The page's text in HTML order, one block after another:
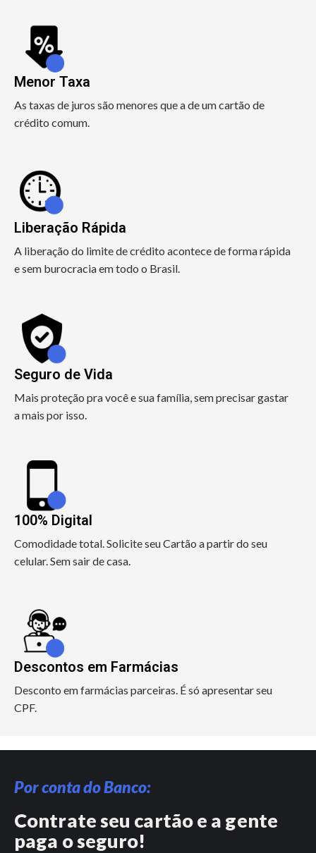
Menor Taxa
As taxas de juros são menores que a de um cartão de
crédito comum.
Liberação Rápida
A liberação do limite de crédito acontece de forma rápida
e sem burocracia em todo o Brasil.
Seguro de Vida
Mais proteção pra você e sua família, sem precisar gastar
a mais por isso.
100% Digital
Comodidade total. Solicite seu Cartão a partir do seu
celular. Sem sair de casa.
Descontos em Farmácias
Desconto em farmácias parceiras. É só apresentar seu
CPF.
Por conta do Banco:
Contrate seu cartão e a gente
paga o seguro!